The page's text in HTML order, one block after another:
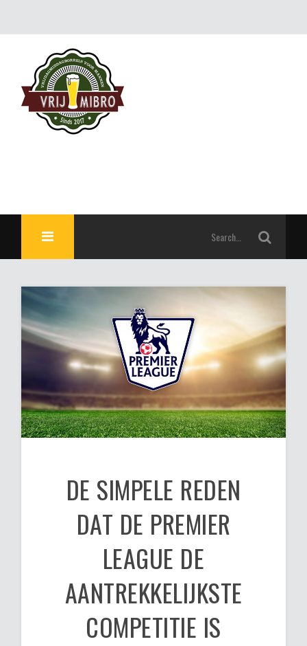
DE SIMPELE REDEN
DAT DE PREMIER
LEAGUE DE
AANTREKKELIJKSTE
COMPETITIE IS